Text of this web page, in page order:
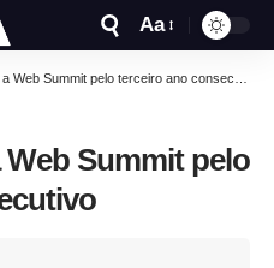
Aa
Web Summit pelo terceiro ano consecutivo
Web Summit pelo